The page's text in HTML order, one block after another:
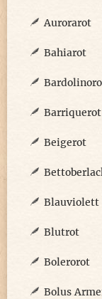
Aurorarot
Bahiarot
Barriquerot
Beigerot
Blauviolett
Blutrot
Bolerorot
Bolus